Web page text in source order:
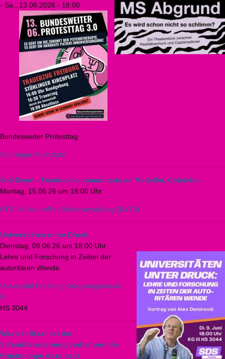
- Sa., 13.06.2026 - 18:00
Bundesweiter Protesttag
Stühlinger Kirchplatz
Soli Event - Feminismo comunitario en Medellin, Colombia
Montag, 15.06.26 um 18:00 Uhr
KTS - Kulturtreff in Selbstverwaltung (KaTS)
Universitäten unter Druck
Dienstag, 09.06.26 um 18:00 Uhr
Lehre und Forschung in Zeiten der
autoritären Wende
Universität Freiburg Kollegiengebäude
III
HS 3044
Was der Staat mit der
Videoüberwachung vorhat und die
Kriminologie dazu sagt